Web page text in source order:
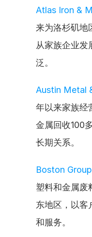
Atlas Iron &
来为洛杉矶地
从家族企业发
泛。
Austin Metal
年以来家族经
金属回收100
长期关系。
Boston Group
塑料和金属废
东地区，以客
和服务。